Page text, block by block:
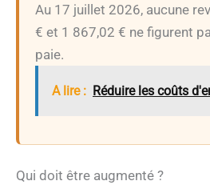
Au 17 juillet 2026, aucune
€ et 1 867,02 € ne figurent
paie.
A lire : Réduire les coûts
Qui doit être augmenté ?